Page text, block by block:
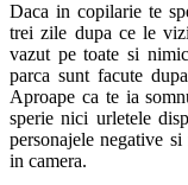
Daca in copilarie te
trei zile dupa ce le
vazut pe toate si
parca sunt facute
Aproape ca te ia
sperie nici urletele
personajele negative
in camera.